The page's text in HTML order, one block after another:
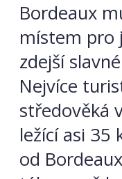
Bordeaux
místem pro
zdejší
Nejvíce
středověká
ležící asi 35
od